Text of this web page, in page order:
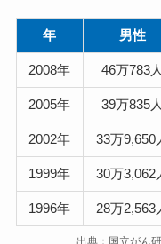
年 男性
2008年 46万783人
2005年 39万835人
2002年 33万9,650
1999年 30万3,062
1996年 28万2,563